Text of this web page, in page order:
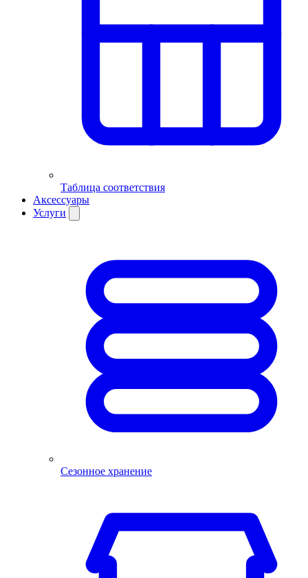
Таблица соответствия
Аксессуары
Услуги
Сезонное хранение